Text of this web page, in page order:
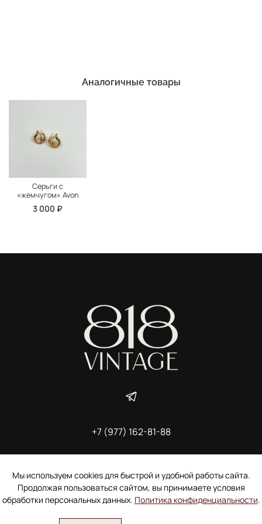
Аналогичные товары
Серьги с
«жемчугом» Avon
3 000 ₽
+7 (977) 162-81-88
Пользовательское соглашение
Электронное согласие покупателя на рассылку
Согласие на обработку персональных данных
Мы используем cookies для быстрой и удобной работы сайта.
Продолжая пользоваться сайтом, вы принимаете условия
обработки персональных данных. Политика конфиденциальности.